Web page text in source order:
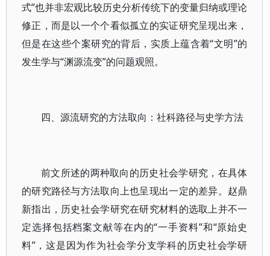
式”也并非宏观比较历史分析传统下的变量归纳或理论
修正，而是以一个个看似孤立的实证研究呈现出来，
但是在这些个案研究的背后，实质上蕴含着“文明”的
发生学与“渊源流变”的问题观照。
四、源流研究的方法取向：社科路径与史学方法
前文所述的两种取向的历史社会学研究，在具体
的研究路径与方法取向上也呈现出一定的差异。赵鼎
新指出，历史社会学研究在研究材料的选取上并不一
定选择包括档案文献等在内的“一手资料”和“原始史
料”，这是因为作为社会学分支学科的历史社会学研